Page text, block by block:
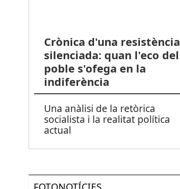
Crònica d'una resistència
silenciada: quan l'eco del
poble s'ofega en la
indiferència
Una anàlisi de la retòrica
socialista i la realitat política
actual